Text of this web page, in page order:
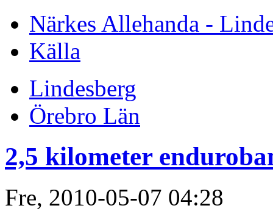
Närkes Allehanda -
Källa
Lindesberg
Örebro Län
2,5 kilometer
Fre, 2010-05-07 04:28